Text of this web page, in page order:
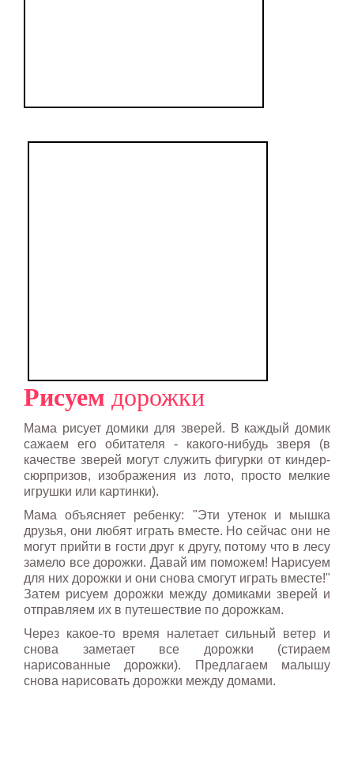
Рисуем дорожки
Мама рисует домики для зверей. В каждый домик
сажаем его обитателя - какого-нибудь зверя (в
качестве зверей могут служить фигурки от киндер-
сюрпризов, изображения из лото, просто мелкие
игрушки или картинки).
Мама объясняет ребенку: "Эти утенок и мышка
друзья, они любят играть вместе. Но сейчас они не
могут прийти в гости друг к другу, потому что в лесу
замело все дорожки. Давай им поможем! Нарисуем
для них дорожки и они снова смогут играть вместе!"
Затем рисуем дорожки между домиками зверей и
отправляем их в путешествие по дорожкам.
Через какое-то время налетает сильный ветер и
снова заметает все дорожки (стираем
нарисованные дорожки). Предлагаем малышу
снова нарисовать дорожки между домами.